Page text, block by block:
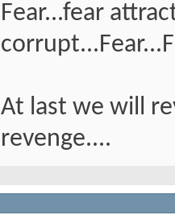
Fear...fear
At last we will
revenge....